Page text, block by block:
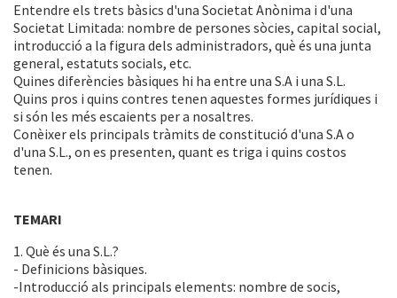
Entendre els trets bàsics d'una Societat Anònima i d'una
Societat Limitada: nombre de persones sòcies, capital social,
introducció a la figura dels administradors, què és una junta
general, estatuts socials, etc.
Quines diferències bàsiques hi ha entre una S.A i una S.L.
Quins pros i quins contres tenen aquestes formes jurídiques i
si són les més escaients per a nosaltres.
Conèixer els principals tràmits de constitució d'una S.A o
d'una S.L., on es presenten, quant es triga i quins costos
tenen.
TEMARI
1. Què és una S.L.?
- Definicions bàsiques.
-Introducció als principals elements: nombre de socis,